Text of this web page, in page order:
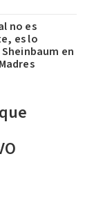
no es
es lo
en